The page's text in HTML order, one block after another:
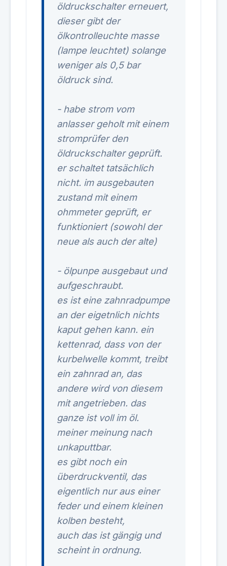
öldruckschalter erneuert,
dieser gibt der
ölkontrolleuchte masse
(lampe leuchtet) solange
weniger als 0,5 bar
öldruck sind.
- habe strom vom
anlasser geholt mit einem
stromprüfer den
öldruckschalter geprüft.
er schaltet tatsächlich
nicht. im ausgebauten
zustand mit einem
ohmmeter geprüft, er
funktioniert (sowohl der
neue als auch der alte)
- ölpunpe ausgebaut und
aufgeschraubt.
es ist eine zahnradpumpe
an der eigetnlich nichts
kaput gehen kann. ein
kettenrad, dass von der
kurbelwelle kommt, treibt
ein zahnrad an, das
andere wird von diesem
mit angetrieben. das
ganze ist voll im öl.
meiner meinung nach
unkaputtbar.
es gibt noch ein
überdruckventil, das
eigentlich nur aus einer
feder und einem kleinen
kolben besteht,
auch das ist gängig und
scheint in ordnung.